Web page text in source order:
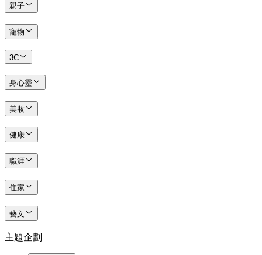
親子
寵物
3C
身心靈
美妝
健康
職涯
住家
藝文
主題企劃